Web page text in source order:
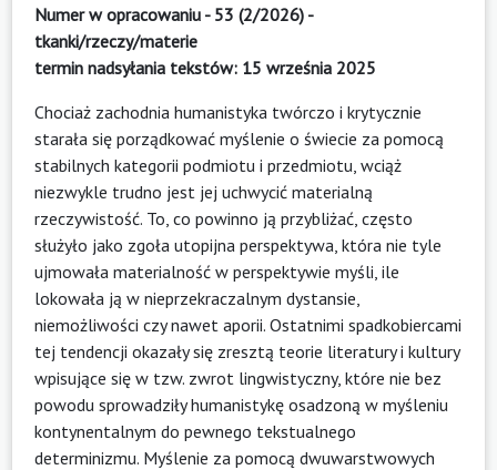
Numer w opracowaniu - 53 (2/2026) -
tkanki/rzeczy/materie
termin nadsyłania tekstów: 15 września 2025
Chociaż zachodnia humanistyka twórczo i krytycznie
starała się porządkować myślenie o świecie za pomocą
stabilnych kategorii podmiotu i przedmiotu, wciąż
niezwykle trudno jest jej uchwycić materialną
rzeczywistość. To, co powinno ją przybliżać, często
służyło jako zgoła utopijna perspektywa, która nie tyle
ujmowała materialność w perspektywie myśli, ile
lokowała ją w nieprzekraczalnym dystansie,
niemożliwości czy nawet aporii. Ostatnimi spadkobiercami
tej tendencji okazały się zresztą teorie literatury i kultury
wpisujące się w tzw. zwrot lingwistyczny, które nie bez
powodu sprowadziły humanistykę osadzoną w myśleniu
kontynentalnym do pewnego tekstualnego
determinizmu. Myślenie za pomocą dwuwarstwowych